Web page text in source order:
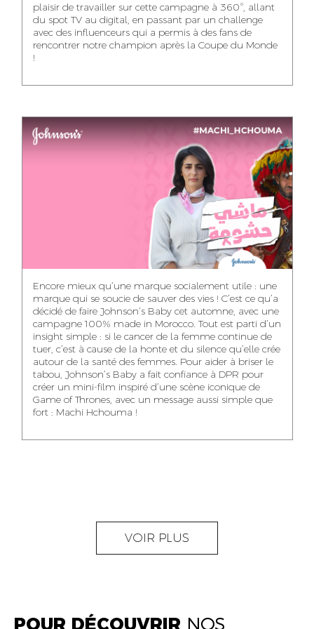
MERYEM OUALHAN
TRAFFIC MANAGER
JABRI AHMED
GRAPHIC
DESIGNER
WISSAL KHALIFI
INFLUENCE
MANAGER
HOUMALY
ILYASS EL ADANI
ART DIRECTOR
MAHA SAKOUT
HEAD OF SOCIAL &
CONTENT
AYOUB HAMMOUDI
MOTION DESIGNER
SAWSANE LAHBIBI
PRODUCTION
DIRECTOR
KARIM OUNZAR
AUDIOVISUAL
CONTENT CREATOR
ZAKARIA BENNANI
TRAFFIC MANAGER
NOUR-ELHOUDA
YOUBI IDRISSI
PROJECT
MANAGER
AGENT
GHITA SFINY
ACCOUNTANT
OUMAIMA HABIBA
plaisir de travailler sur cette campagne à 360°, allant
du spot TV au digital, en passant par un challenge
avec des influenceurs qui a permis à des fans de
rencontrer notre champion après la Coupe du Monde
!
Encore mieux qu’une marque socialement utile : une
marque qui se soucie de sauver des vies ! C’est ce qu’a
décidé de faire Johnson’s Baby cet automne, avec une
campagne 100% made in Morocco. Tout est parti d’un
insight simple : si le cancer de la femme continue de
tuer, c’est à cause de la honte et du silence qu’elle crée
autour de la santé des femmes. Pour aider à briser le
tabou, Johnson’s Baby a fait confiance à DPR pour
créer un mini-film inspiré d’une scène iconique de
Game of Thrones, avec un message aussi simple que
fort : Machi Hchouma !
VOIR PLUS
POUR DÉCOUVRIR NOS